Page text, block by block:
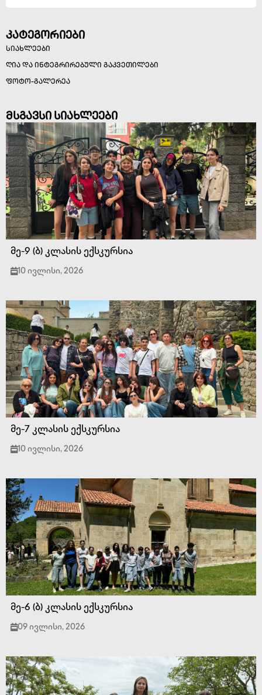
კატეგორიები
სიახლეები
ღია და ინტეგრირებული გაკვეთილები
ფოტო-გალერეა
მსგავსი სიახლეები
მე-9 (ბ) კლასის ექსკურსია
10 ივლისი, 2026
მე-7 კლასის ექსკურსია
10 ივლისი, 2026
მე-6 (ბ) კლასის ექსკურსია
09 ივლისი, 2026